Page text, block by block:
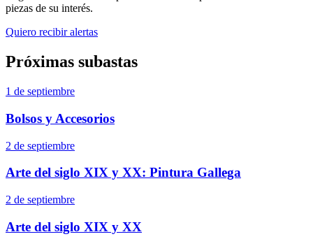
piezas de su interés.
Quiero recibir alertas
Próximas subastas
1 de septiembre
Bolsos y Accesorios
2 de septiembre
Arte del siglo XIX y XX: Pintura Gallega
2 de septiembre
Arte del siglo XIX y XX